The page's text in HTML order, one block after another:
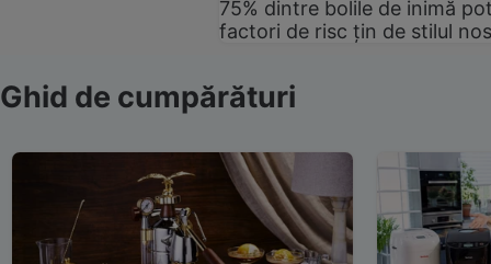
75% dintre bolile de inimă
factori de risc țin de stilul
Ghid de cumpărături